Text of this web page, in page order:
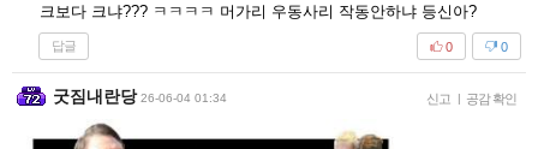
크보다 크냐??? ㅋㅋㅋㅋ 머가리 우동사리 작동안하냐 등신아?
답글 0
0
굿짐내란당 26-06-04 01:34 신고 | 공감 확인